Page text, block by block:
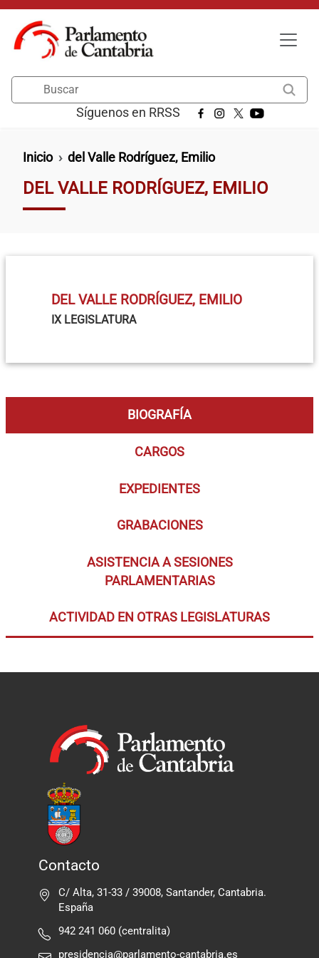
Pasar al contenido principal
Síguenos en RRSS
Ruta de navegación
Inicio del Valle Rodríguez, Emilio
DEL VALLE RODRÍGUEZ, EMILIO
DEL VALLE RODRÍGUEZ, EMILIO
IX LEGISLATURA
BIOGRAFÍA
CARGOS
EXPEDIENTES
GRABACIONES
ASISTENCIA A SESIONES
PARLAMENTARIAS
ACTIVIDAD EN OTRAS LEGISLATURAS
Contacto
C/ Alta, 31-33 / 39008, Santander, Cantabria.
España
942 241 060 (centralita)
presidencia@parlamento-cantabria.es